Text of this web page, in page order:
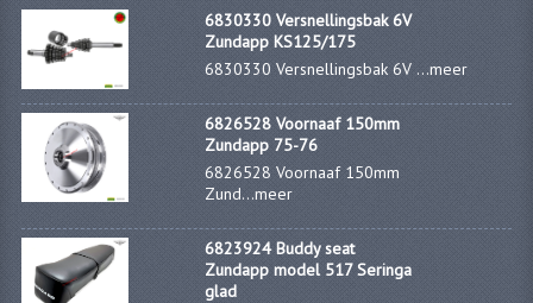
6830330 Versnellingsbak 6V
Zundapp KS125/175
6830330 Versnellingsbak 6V ...meer
6826528 Voornaaf 150mm
Zundapp 75-76
6826528 Voornaaf 150mm
Zund...meer
6823924 Buddy seat
Zundapp model 517 Seringa
glad